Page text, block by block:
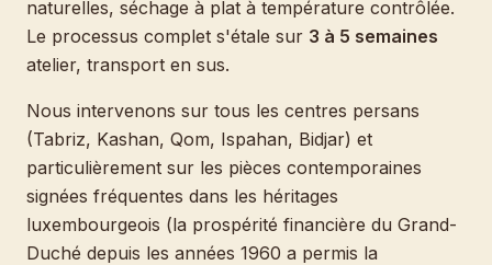
naturelles, séchage à plat à température contrôlée.
Le processus complet s'étale sur 3 à 5 semaines
atelier, transport en sus.
Nous intervenons sur tous les centres persans
(Tabriz, Kashan, Qom, Ispahan, Bidjar) et
particulièrement sur les pièces contemporaines
signées fréquentes dans les héritages
luxembourgeois (la prospérité financière du Grand-
Duché depuis les années 1960 a permis la